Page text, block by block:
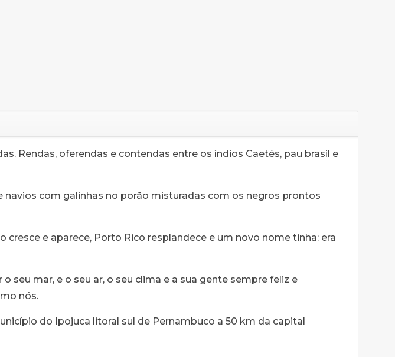
Rendas, oferendas e contendas entre os índios Caetés, pau brasil e
navios com galinhas no porão misturadas com os negros prontos
cresce e aparece, Porto Rico resplandece e um novo nome tinha: era
seu mar, e o seu ar, o seu clima e a sua gente sempre feliz e
nós.
do Ipojuca litoral sul de Pernambuco a 50 km da capital